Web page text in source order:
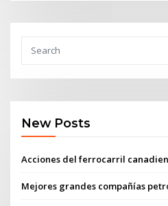
New Posts
Acciones del ferrocarril
Mejores grandes compañías